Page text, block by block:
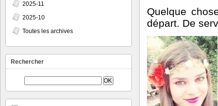
2025-11
2025-10
Toutes les archives
Rechercher
Quelque
départ. De